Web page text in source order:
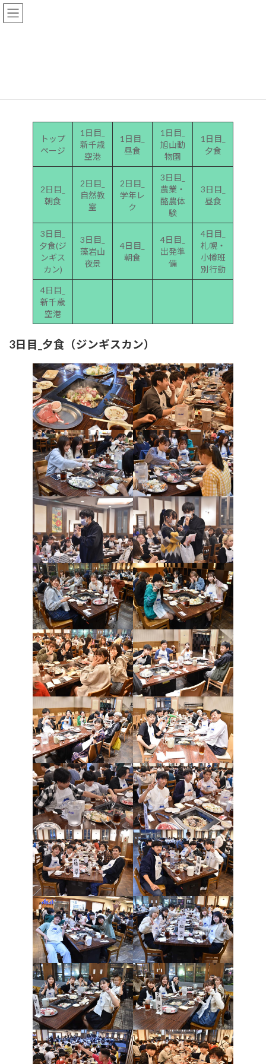
コ
ン
ッ
ナ
ビ
移
トップ
ページ
1日目_
新千歳
空港
1日目_
昼食
1日目_
旭山動
物園
1日目_
夕食
2日目_
朝食
2日目_
自然教
室
2日目_
学年レ
ク
3日目_
農業・
酪農体
験
3日目_
昼食
3日目_
夕食(ジ
ンギス
カン)
3日目_
藻岩山
夜景
4日目_
朝食
4日目_
出発準
備
4日目_
札幌・
小樽班
別行動
4日目_
新千歳
空港
3日目_夕食（ジンギスカン）